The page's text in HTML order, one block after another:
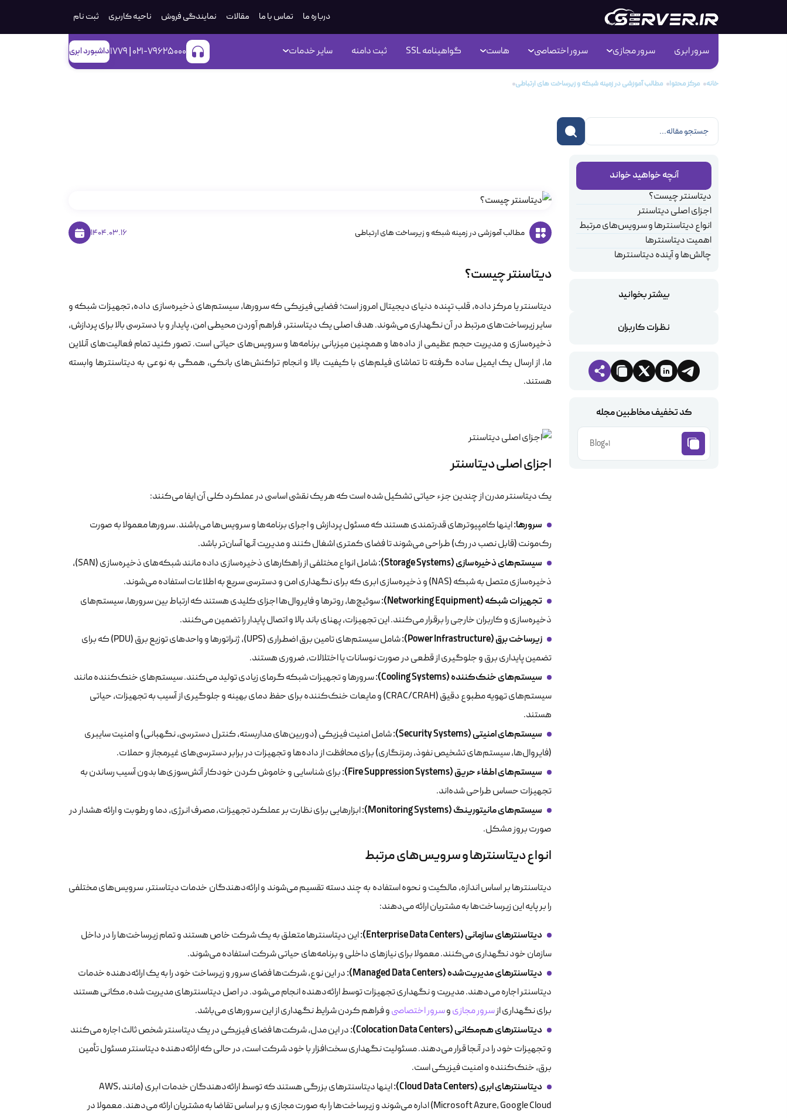
درباره ما تماس با ما مقالات نمایندگی فروش ناحیه کاربری ثبت‌ نام
سرور ابری سرور مجازی سرور اختصاصی هاست گواهینامه SSL ثبت دامنه سایر خدمات 021-79625000 | 1779 داشبورد ابری
خانه مرکز محتوا مطالب آموزشی در زمینه شبکه و زیرساخت های ارتباطی
آنچه خواهید خواند
دیتاسنتر چیست؟
اجزای اصلی دیتاسنتر
انواع دیتاسنترها و سرویس‌های مرتبط
اهمیت دیتاسنترها
چالش‌ها و آینده دیتاسنترها
بیشتر بخوانید
نظرات کاربران
کد تخفیف مخاطبین مجله
Blog01
مطالب آموزشی در زمینه شبکه و زیرساخت های ارتباطی 1404.03.16
دیتاسنتر چیست؟
دیتاسنتر یا مرکز داده، قلب تپنده دنیای دیجیتال امروز است؛ فضایی فیزیکی که سرورها، سیستم‌های ذخیره‌سازی داده، تجهیزات شبکه و
سایر زیرساخت‌های مرتبط در آن نگهداری می‌شوند. هدف اصلی یک دیتاسنتر، فراهم آوردن محیطی امن، پایدار و با دسترسی بالا برای پردازش،
ذخیره‌سازی و مدیریت حجم عظیمی از داده‌ها و همچنین میزبانی برنامه‌ها و سرویس‌های حیاتی است. تصور کنید تمام فعالیت‌های آنلاین
ما، از ارسال یک ایمیل ساده گرفته تا تماشای فیلم‌های با کیفیت بالا و انجام تراکنش‌های بانکی، همگی به نوعی به دیتاسنترها وابسته
هستند.
اجزای اصلی دیتاسنتر
یک دیتاسنتر مدرن از چندین جزء حیاتی تشکیل شده است که هر یک نقشی اساسی در عملکرد کلی آن ایفا می‌کنند:
سرورها:اینها کامپیوترهای قدرتمندی هستند که مسئول پردازش و اجرای برنامه‌ها و سرویس‌ها می‌باشند. سرورها معمولا به صورت
رک‌مونت (قابل نصب در رک) طراحی می‌شوند تا فضای کمتری اشغال کنند و مدیریت آنها آسان‌تر باشد.
سیستم‌های ذخیره‌سازی (Storage Systems):
شامل انواع مختلفی از راهکارهای ذخیره‌سازی داده مانند شبکه‌های ذخیره‌سازی (SAN)،
ذخیره‌سازی متصل به شبکه (NAS) و ذخیره‌سازی ابری که برای نگهداری امن و دسترسی سریع به اطلاعات استفاده می‌شوند.
تجهیزات شبکه (Networking Equipment):
سوئیچ‌ها، روترها و فایروال‌ها اجزای کلیدی هستند که ارتباط بین سرورها، سیستم‌های
ذخیره‌سازی و کاربران خارجی را برقرار می‌کنند. این تجهیزات، پهنای باند بالا و اتصال پایدار را تضمین می‌کنند.
زیرساخت برق (Power Infrastructure):
شامل سیستم‌های تامین برق اضطراری (UPS)، ژنراتورها و واحدهای توزیع برق (PDU) که برای
تضمین پایداری برق و جلوگیری از قطعی در صورت نوسانات یا اختلالات، ضروری هستند.
سیستم‌های خنک‌کننده (Cooling Systems):
سرورها و تجهیزات شبکه گرمای زیادی تولید می‌کنند. سیستم‌های خنک‌کننده مانند
سیستم‌های تهویه مطبوع دقیق (CRAC/CRAH) و مایعات خنک‌کننده برای حفظ دمای بهینه و جلوگیری از آسیب به تجهیزات، حیاتی
هستند.
سیستم‌های امنیتی (Security Systems):
شامل امنیت فیزیکی (دوربین‌های مداربسته، کنترل دسترسی، نگهبانی) و امنیت سایبری
(فایروال‌ها، سیستم‌های تشخیص نفوذ، رمزنگاری) برای محافظت از داده‌ها و تجهیزات در برابر دسترسی‌های غیرمجاز و حملات.
سیستم‌های اطفاء حریق (Fire Suppression Systems):
برای شناسایی و خاموش کردن خودکار آتش‌سوزی‌ها بدون آسیب رساندن به
تجهیزات حساس طراحی شده‌اند.
سیستم‌های مانیتورینگ (Monitoring Systems):
ابزارهایی برای نظارت بر عملکرد تجهیزات، مصرف انرژی، دما و رطوبت و ارائه هشدار در
صورت بروز مشکل.
انواع دیتاسنترها و سرویس‌های مرتبط
دیتاسنترها بر اساس اندازه، مالکیت و نحوه استفاده به چند دسته تقسیم می‌شوند و ارائه‌دهندگان خدمات دیتاسنتر، سرویس‌های مختلفی
را بر پایه این زیرساخت‌ها به مشتریان ارائه می‌دهند:
دیتاسنترهای سازمانی (Enterprise Data Centers):
این دیتاسنترها متعلق به یک شرکت خاص هستند و تمام زیرساخت‌ها را در داخل
سازمان خود نگهداری می‌کنند. معمولا برای نیازهای داخلی و برنامه‌های حیاتی شرکت استفاده می‌شوند.
دیتاسنترهای مدیریت‌شده (Managed Data Centers):
در این نوع، شرکت‌ها فضای سرور و زیرساخت خود را به یک ارائه‌دهنده خدمات
دیتاسنتر اجاره می‌دهند. مدیریت و نگهداری تجهیزات توسط ارائه‌دهنده انجام می‌شود. در اصل دیتاسنترهای مدیریت شده، مکانی هستند
برای نگهداری ازسرور مجازیوسرور اختصاصیو فراهم کردن شرایط نگهداری از این سرورهای می‌باشد.
دیتاسنترهای هم‌مکانی (Colocation Data Centers):
در این مدل، شرکت‌ها فضای فیزیکی در یک دیتاسنتر شخص ثالث اجاره می‌کنند
و تجهیزات خود را در آنجا قرار می‌دهند. مسئولیت نگهداری سخت‌افزار با خود شرکت است، در حالی که ارائه‌دهنده دیتاسنتر مسئول تأمین
برق، خنک‌کننده و امنیت فیزیکی است.
دیتاسنترهای ابری (Cloud Data Centers):
اینها دیتاسنترهای بزرگی هستند که توسط ارائه‌دهندگان خدمات ابری (مانند AWS،
Microsoft Azure، Google Cloud) اداره می‌شوند و زیرساخت‌ها را به صورت مجازی و بر اساس تقاضا به مشتریان ارائه می‌دهند. معمولا در